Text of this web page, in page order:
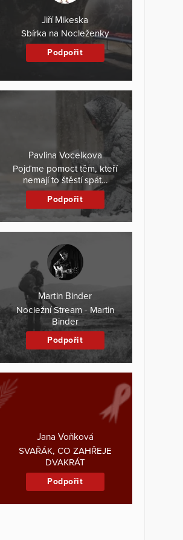
Jiří Mikeska
Sbírka na Nocleženky
Podpořit
Pavlina Vocelkova
Pojďme pomoct těm, kteří
nemají to štěstí spát…
Podpořit
Martin Binder
Nocležní Stream - Martin
Binder
Podpořit
Jana Voňková
SVAŘÁK, CO ZAHŘEJE
DVAKRÁT
Podpořit